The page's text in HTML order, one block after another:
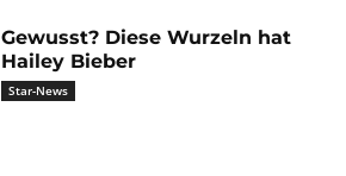
Gewusst? Diese Wurzeln hat
Hailey Bieber
Star-News